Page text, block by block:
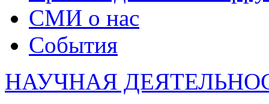
СМИ о нас
События
НАУЧНАЯ